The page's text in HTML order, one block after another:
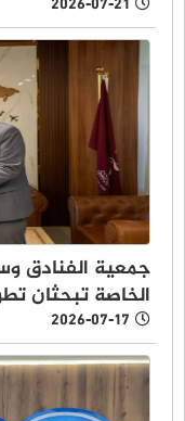
جمعية الفنادق
الخاصة تبحثان
2026-07-17